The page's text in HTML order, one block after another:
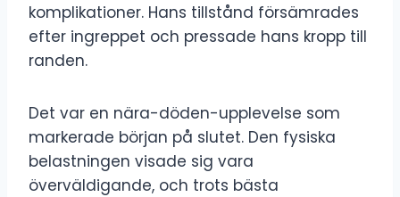
komplikationer. Hans tillstånd försämrades
efter ingreppet och pressade hans kropp till
randen.
Det var en nära-döden-upplevelse som
markerade början på slutet. Den fysiska
belastningen visade sig vara
överväldigande, och trots bästa